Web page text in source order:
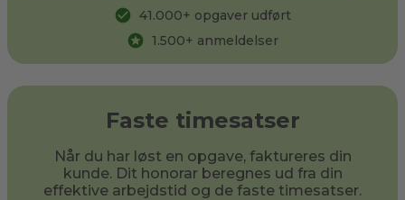
41.000+ opgaver udført
1.500+ anmeldelser
Faste timesatser
Når du har løst en opgave, faktureres din
kunde. Dit honorar beregnes ud fra din
effektive arbejdstid og de faste timesatser.